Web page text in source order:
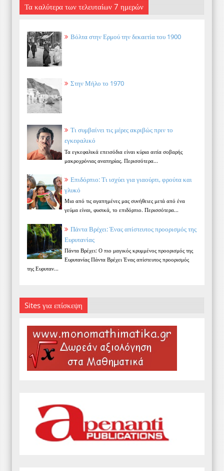
Τα καλύτερα των τελευταίων 7 ημερών
Βόλτα στην Ερμού την δεκαετία του 1900
Στην Μήλο το 1970
Τι συμβαίνει τις μέρες ακριβώς πριν το
εγκεφαλικό
Τα εγκεφαλικά επεισόδια είναι κύρια αιτία σοβαρής
μακροχρόνιας αναπηρίας. Περισσότερα...
Επιδόρπιο: Τι ισχύει για γιαούρτι, φρούτα και
γλυκό
Μια από τις αγαπημένες μας συνήθειες μετά από ένα
γεύμα είναι, φυσικά, το επιδόρπιο. Περισσότερα...
Πάντα Βρέχει: Ένας απίστευτος προορισμός της
Ευρυτανίας
Πάντα Βρέχει: Ο πιο μαγικός κρυμμένος προορισμός της
Ευρυτανίας Πάντα Βρέχει Ένας απίστευτος προορισμός
της Ευρυταν...
Sites για επίσκεψη